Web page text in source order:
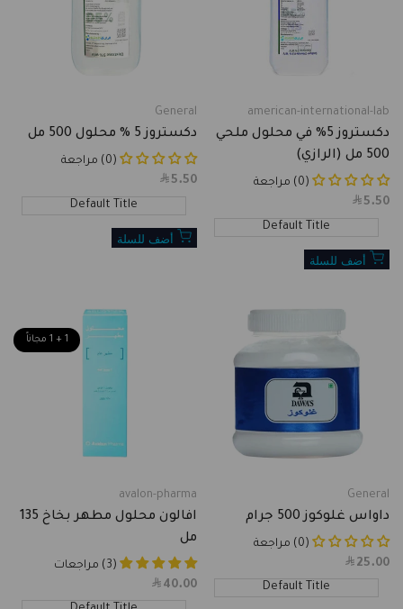
Vendor:
american-international-lab
دكستروز 5% في محلول ملحي
500 مل (الرازي)
(0) مراجعة
Sale
5.50
Default Title
أضف للسلة
Vendor:
General
دكستروز 5 % محلول 500 مل
(0) مراجعة
Sale
5.50
Default Title
أضف للسلة
Vendor:
General
داواس غلوكوز 500 جرام
(0) مراجعة
Sale
25.00
Default Title
1 + 1 مجاناً
Vendor:
avalon-pharma
افالون محلول مطهر بخاخ 135
مل
(3) مراجعات
Sale
40.00